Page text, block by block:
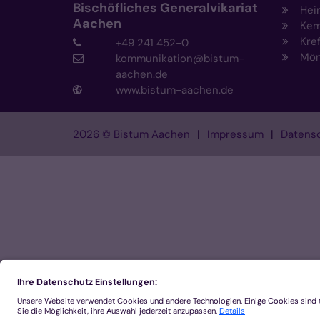
Bischöfliches Generalvikariat
Aachen
+49 241 452-0
kommunikation@bistum-
aachen.de
www.bistum-aachen.de
2026 © Bistum Aachen Impressum